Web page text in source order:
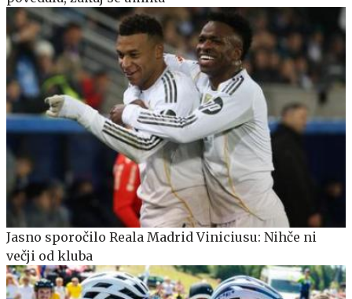
Jasno sporočilo Reala Madrid Viniciusu: Nihče ni
večji od kluba